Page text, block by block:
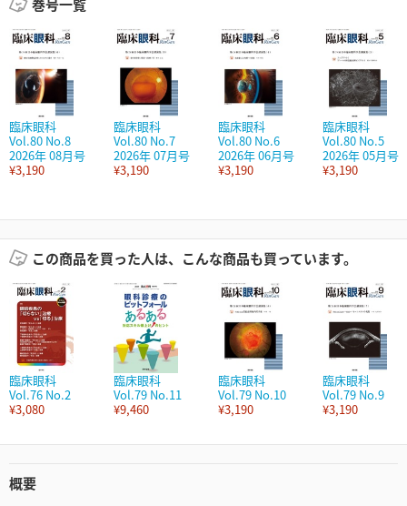
巻号一覧
臨床眼科
Vol.80 No.8
2026年 08月号
¥3,190
臨床眼科
Vol.80 No.7
2026年 07月号
¥3,190
臨床眼科
Vol.80 No.6
2026年 06月号
¥3,190
臨床眼科
Vol.80 No.5
2026年 05月号
¥3,190
この商品を買った人は、こんな商品も買っています。
臨床眼科
Vol.76 No.2
¥3,080
臨床眼科
Vol.79 No.11
¥9,460
臨床眼科
Vol.79 No.10
¥3,190
臨床眼科
Vol.79 No.9
¥3,190
概要